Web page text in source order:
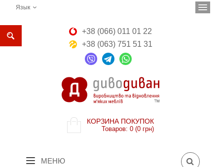
Язык
+38 (066) 011 01 22
+38 (063) 751 51 31
КОРЗИНА ПОКУПОК
Товаров: 0 (0 грн)
МЕНЮ